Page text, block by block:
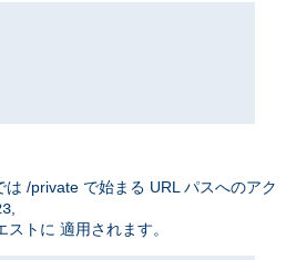
/private で始まる URL パスへのアク
,
トに 適用されます。